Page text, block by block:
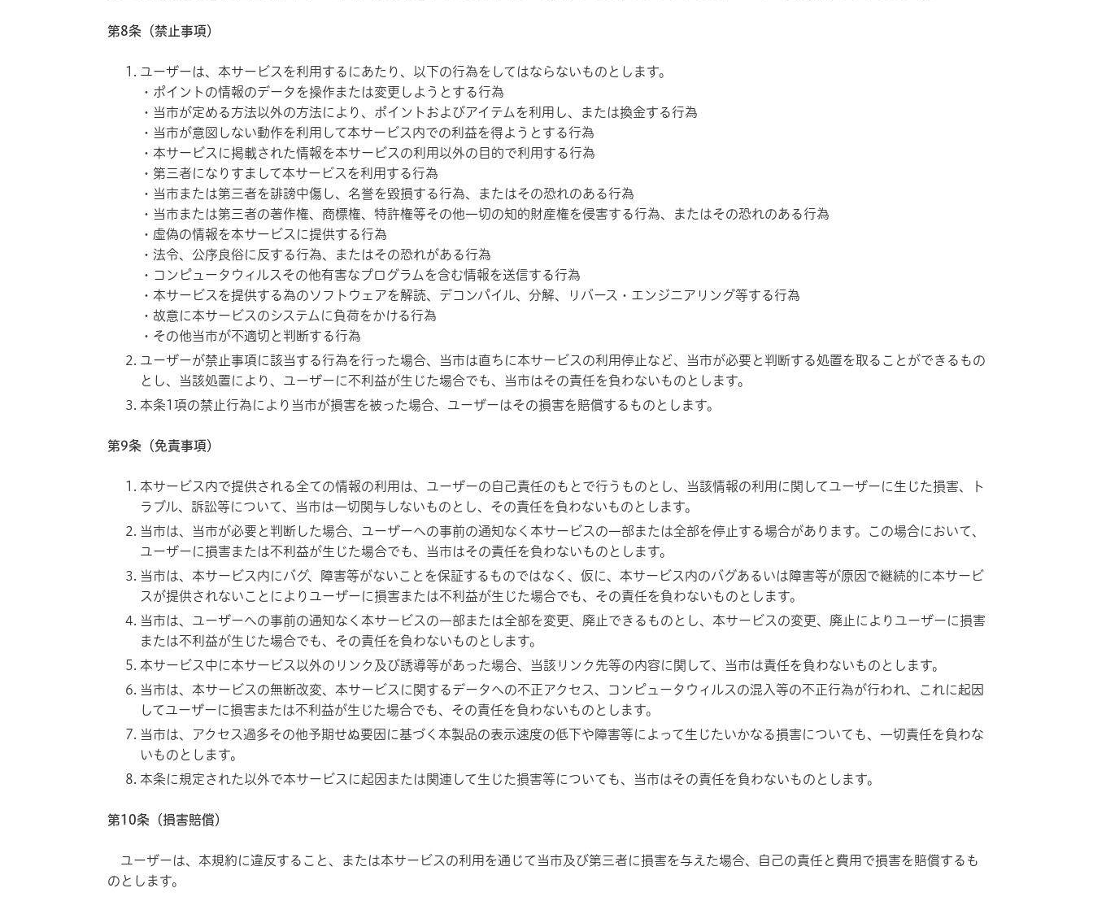
第8条（禁止事項）
ユーザーは、本サービスを利用するにあたり、以下の行為をしてはならないものとします。
・ポイントの情報のデータを操作または変更しようとする行為
・当市が定める方法以外の方法により、ポイントおよびアイテムを利用し、または換金する行為
・当市が意図しない動作を利用して本サービス内での利益を得ようとする行為
・本サービスに掲載された情報を本サービスの利用以外の目的で利用する行為
・第三者になりすまして本サービスを利用する行為
・当市または第三者を誹謗中傷し、名誉を毀損する行為、またはその恐れのある行為
・当市または第三者の著作権、商標権、特許権等その他一切の知的財産権を侵害する行為、またはその恐れのある行為
・虚偽の情報を本サービスに提供する行為
・法令、公序良俗に反する行為、またはその恐れがある行為
・コンピュータウィルスその他有害なプログラムを含む情報を送信する行為
・本サービスを提供する為のソフトウェアを解読、デコンパイル、分解、リバース・エンジニアリング等する行為
・故意に本サービスのシステムに負荷をかける行為
・その他当市が不適切と判断する行為
ユーザーが禁止事項に該当する行為を行った場合、当市は直ちに本サービスの利用停止など、当市が必要と判断する処置を取ることができるもの
とし、当該処置により、ユーザーに不利益が生じた場合でも、当市はその責任を負わないものとします。
本条1項の禁止行為により当市が損害を被った場合、ユーザーはその損害を賠償するものとします。
第9条（免責事項）
本サービス内で提供される全ての情報の利用は、ユーザーの自己責任のもとで行うものとし、当該情報の利用に関してユーザーに生じた損害、ト
ラブル、訴訟等について、当市は一切関与しないものとし、その責任を負わないものとします。
当市は、当市が必要と判断した場合、ユーザーへの事前の通知なく本サービスの一部または全部を停止する場合があります。この場合において、
ユーザーに損害または不利益が生じた場合でも、当市はその責任を負わないものとします。
当市は、本サービス内にバグ、障害等がないことを保証するものではなく、仮に、本サービス内のバグあるいは障害等が原因で継続的に本サービ
スが提供されないことによりユーザーに損害または不利益が生じた場合でも、その責任を負わないものとします。
当市は、ユーザーへの事前の通知なく本サービスの一部または全部を変更、廃止できるものとし、本サービスの変更、廃止によりユーザーに損害
または不利益が生じた場合でも、その責任を負わないものとします。
本サービス中に本サービス以外のリンク及び誘導等があった場合、当該リンク先等の内容に関して、当市は責任を負わないものとします。
当市は、本サービスの無断改変、本サービスに関するデータへの不正アクセス、コンピュータウィルスの混入等の不正行為が行われ、これに起因
してユーザーに損害または不利益が生じた場合でも、その責任を負わないものとします。
当市は、アクセス過多その他予期せぬ要因に基づく本製品の表示速度の低下や障害等によって生じたいかなる損害についても、一切責任を負わな
いものとします。
本条に規定された以外で本サービスに起因または関連して生じた損害等についても、当市はその責任を負わないものとします。
第10条（損害賠償）
ユーザーは、本規約に違反すること、または本サービスの利用を通じて当市及び第三者に損害を与えた場合、自己の責任と費用で損害を賠償するも
のとします。